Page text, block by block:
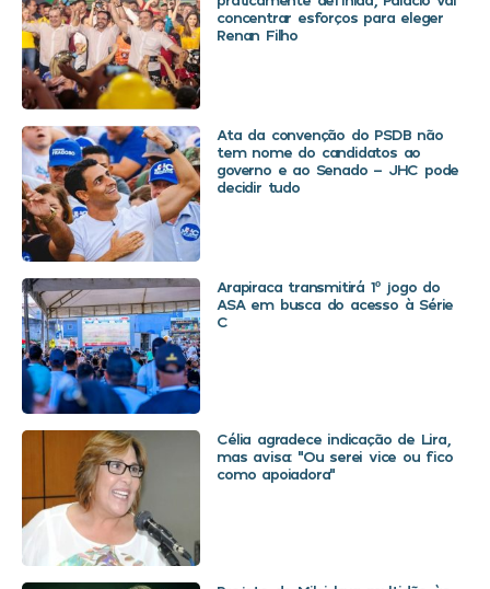
concentrar esforços para eleger
Renan Filho
Ata da convenção do PSDB não
tem nome do candidatos ao
governo e ao Senado – JHC pode
decidir tudo
Arapiraca transmitirá 1º jogo do
ASA em busca do acesso à Série
C
Célia agradece indicação de Lira,
mas avisa: “Ou serei vice ou fico
como apoiadora”